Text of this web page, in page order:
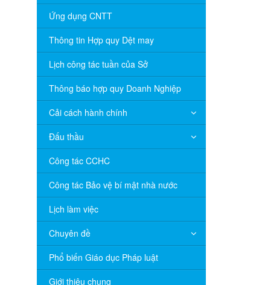
Ứng dụng CNTT
Thông tin Hợp quy Dệt may
Lịch công tác tuần của Sở
Thông báo hợp quy Doanh Nghiệp
Cải cách hành chính
Đấu thầu
Công tác CCHC
Công tác Bảo vệ bí mật nhà nước
Lịch làm việc
Chuyên đề
Phổ biến Giáo dục Pháp luật
Giới thiệu chung
V/v đề nghị báo cáo hệ thống phân
phối, nhãn hiệu hàng hóa và hoạt động
mua bán khí trên địa bàn tỉnh năm 2025